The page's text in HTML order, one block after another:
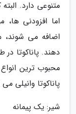
متنوعی دارد.
اما افزودنی
اضافه می
دهند. پاناکوتا
محبوب ترین
پاناکوتا وانیلی
شیر: یک پیمانه